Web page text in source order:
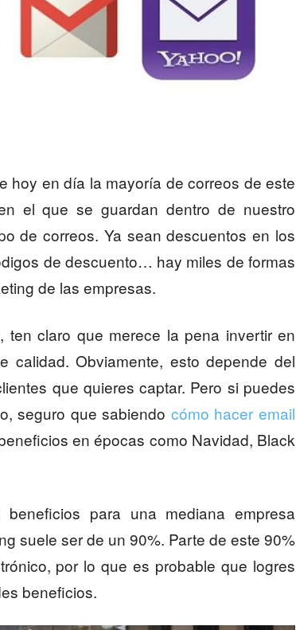
hoy en día la mayoría de correos de este
el que se guardan dentro de nuestro
de correos. Ya sean descuentos en los
de descuento… hay miles de formas
de las empresas.
claro que merece la pena invertir en
calidad. Obviamente, esto depende del
que quieres captar. Pero si puedes
seguro que sabiendo cómo hacer email
en épocas como Navidad, Black
para una mediana empresa
suele ser de un 90%. Parte de este 90%
por lo que es probable que logres
beneficios.